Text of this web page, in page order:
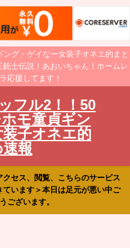
グ・ゲイなー女装子オネエ的まと
士伝説！あおいちゃん！ホームレ
応援してます！
フル2！！50
モ童貞ギン
子オネエ的
速報
セス、閲覧、こちらのサービス
います＞本日は足元が悪い中ご
ございます。